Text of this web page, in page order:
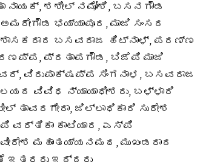
ನಾಯಕ್, ಶಶೀಲ್ ನಮೋಶಿ, ಬಸನಗೌಡ
ಭಯ್ಯಾಪೂರ, ಮಾಜಿ ಸಂಸದ
ಬಸವರಾಜ ಹಿಟ್ನಾಳ್, ಪರಣ್ಣ
ಪ್ರತಾಪಗೌಡ, ಬಿಜೆಪಿ ಮಾಜಿ
ವಿರುಪಾಕ್ಷಪ್ಪ ಸಿಂಗನಾಳ, ಬಸವರಾಜ
ವಿವಿಧ ನ್ಯಾಯಾಧೀಶರು, ಬಳ್ಳಾರಿ
ಜಿಲ್ಲಾಧಿಕಾರಿ ಸುರೇಶ
ವರ್ತಿಕಾ ಕಾಟಿಯಾರ, ಎಸ್ಪಿ
ಮಹಾಂತಯ್ಯನಮಠ, ಮುಖಂಡರಾದ